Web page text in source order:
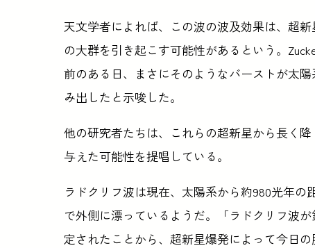
天文学者によれば、この波の波及効果は、超
の大群を引き起こす可能性があるという。
前のある日、まさにそのようなバーストが太
み出したと示唆した。
他の研究者たちは、これらの超新星から長く
与えた可能性を提唱している。
ラドクリフ波は現在、太陽系から約980光年の
で外側に漂っているようだ。「ラドクリフ波
定されたことから、超新星爆発によって今日